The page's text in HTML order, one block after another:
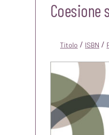
Coesione
Titolo / ISBN /